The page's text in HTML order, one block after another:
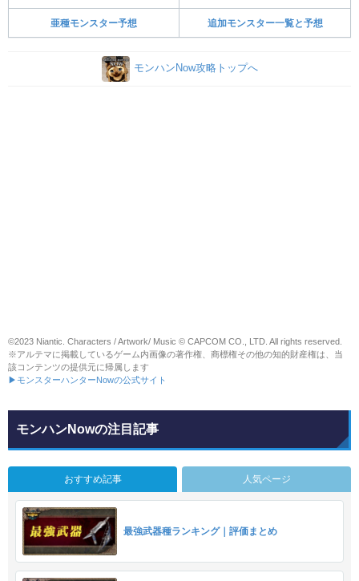
亜種モンスター予想 追加モンスター一覧と予想
モンハンNow攻略トップへ
©2023 Niantic. Characters / Artwork/ Music © CAPCOM CO., LTD. All rights reserved.
※アルテマに掲載しているゲーム内画像の著作権、商標権その他の知的財産権は、当
該コンテンツの提供元に帰属します
▶モンスターハンターNowの公式サイト
モンハンNowの注目記事
おすすめ記事 人気ページ
最強武器種ランキング｜評価まとめ